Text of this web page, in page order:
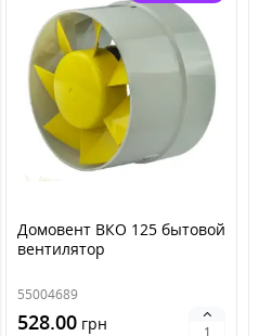
Домовент ВКО 125 бытовой
вентилятор
55004689
528.00 грн